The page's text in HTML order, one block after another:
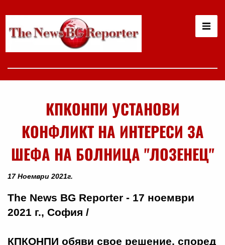
КПКОНПИ УСТАНОВИ
КОНФЛИКТ НА ИНТЕРЕСИ ЗА
ШЕФА НА БОЛНИЦА "ЛОЗЕНЕЦ"
17 Ноември 2021г.
The News BG Reporter - 17 ноември
2021 г., София /
КПКОНПИ обяви свое решение, според